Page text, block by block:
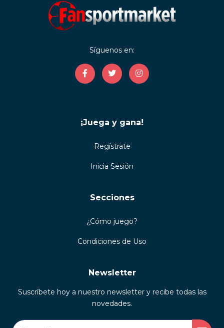
Síguenos en:
¡Juega y gana!
Regístrate
Inicia Sesión
Secciones
¿Cómo juego?
Condiciones de Uso
Newsletter
Suscríbete hoy a nuestro newsletter y recibe todas las
novedades.